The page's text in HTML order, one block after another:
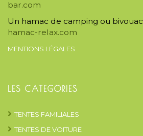
bar.com
Un hamac de camping ou bivouac
hamac-relax.com
MENTIONS LÉGALES
LES CATEGORIES
TENTES FAMILIALES
TENTES DE VOITURE